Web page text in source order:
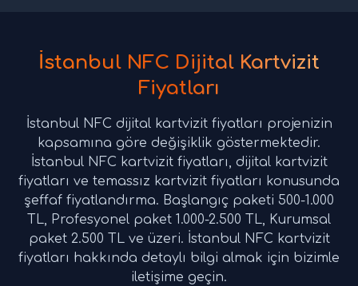
İstanbul NFC Dijital Kartvizit
Fiyatları
İstanbul NFC dijital kartvizit fiyatları projenizin
kapsamına göre değişiklik göstermektedir.
İstanbul NFC kartvizit fiyatları, dijital kartvizit
fiyatları ve temassız kartvizit fiyatları konusunda
şeffaf fiyatlandırma. Başlangıç paketi 500-1.000
TL, Profesyonel paket 1.000-2.500 TL, Kurumsal
paket 2.500 TL ve üzeri. İstanbul NFC kartvizit
fiyatları hakkında detaylı bilgi almak için bizimle
iletişime geçin.